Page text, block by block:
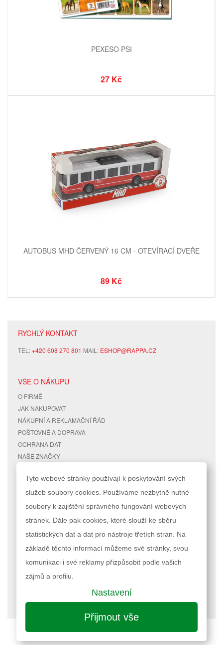
PEXESO PSI
27 Kč
AUTOBUS MHD ČERVENÝ 16 CM - OTEVÍRACÍ DVEŘE
89 Kč
RYCHLÝ KONTAKT
TEL:+420 608 270 801 MAIL: ESHOP@RAPPA.CZ
VŠE O NÁKUPU
O FIRMĚ
JAK NAKUPOVAT
NÁKUPNÍ A REKLAMAČNÍ ŘÁD
POŠTOVNÉ A DOPRAVA
OCHRANA DAT
NAŠE ZNAČKY
RYCHLÉ ODKAZY
MAPA STRÁNEK
VYHLEDÁVANÉ TERMÍNY
POKROČILÉ VYHLEDÁVÁNÍ
ÚČET
MŮJ ÚČET
STAV OBJEDNÁVKY
Podle zákona o evidenci tržeb je prodávající povinen vystavit kupujícímu
účtenku. Zároveň je povinen zaevidovat přijatou tržbu u správce daně
Nastavení cookies| © 2023 RAPPA.cz
Tyto webové stránky používají k poskytování svých
služeb soubory cookies. Používáme nezbytně nutné
soubory k zajištění správného fungování webových
stránek. Dále pak cookies, které slouží ke sběru
statistických dat a dat pro nástroje třetích stran. Na
základě těchto informací můžeme své stránky, svou
komunikaci i své reklamy přizpůsobit podle vašich
zájmů a profilu.
Nastavení
Přijmout vše